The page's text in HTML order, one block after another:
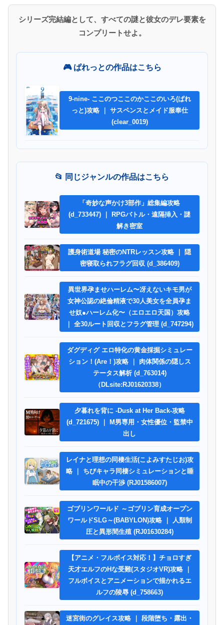
シリーズ完結編として、すべての謎と彼女のデレ要素を
コンプリートせよ。
🎮 ぱれっとの作品はこちら
9-nine- ここのつここのかここのいろ(ぱれ
っと)攻略 ｜ サスペンスとメイド服奉仕
(clear_0019)
📂 同じジャンルの作品はこちら
「奇妙な声かけ3部作」総集編攻略
(d_733447) ｜ RPGバトル・遠隔挿入・謎
解き密室
護身術道場 秘密のNTRレッスン攻略 ｜ 隠
密寝取られフラグ回収 (d_386409)
異世界孕ませハーレム〜冴えないキモ男が
女神公認の絶倫精液で30人美女を全員孕ま
せ奴●ハーレム化〜（エロエロ天国）攻略
｜ 全30ルート回収とフラグ管理 (d_747294)
ダグディグ エロ特化の黄金採掘シミュレー
ション！(Are！)攻略 ｜ 肉体関係の隠しス
テータス解析 (d_763014)
（DLsite:RJ01620338）
夕暮れを背に -Dusk at Her Back-攻略
(d_721675) ｜ M男専用・女性優位・監禁中
出し
レイナと理想の同棲生活(こよみすたじお)攻
略 ｜ ちびキャラ同棲シミュレーションと睡
眠中の干渉 (RJ01586007)
ゴブリンワールド ～ゴブリン育成オープン
ワールドSLG～(BABYLON)攻略 ｜ 人類制
圧と異形間生殖 (RJ01630284)
【アニメ・フルボイス対応！】チョロすぎ
天才エルフのHな受難(スタジオVR)攻略 ｜
フルボイスとアニメーションで描かれるエ
ルフの陵辱 (d_758663)
迷宮街のグレイス攻略 ｜ 段階堕ち・露出・